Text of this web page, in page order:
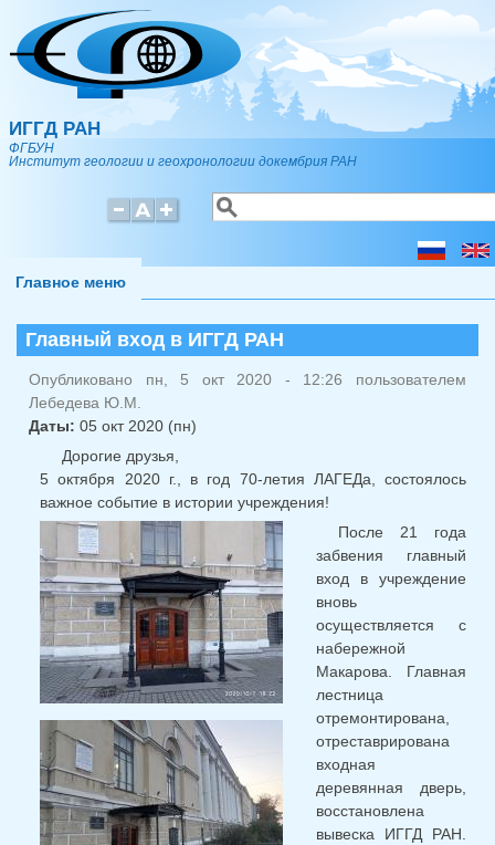
Перейти к основному содержанию
ИГГД РАН
ФГБУН
Институт геологии и геохронологии докембрия РАН
Форма поиска
Поиск
Главное меню
Главный вход в ИГГД РАН
Опубликовано пн, 5 окт 2020 - 12:26 пользователем
Лебедева Ю.М.
Даты: 05 окт 2020 (пн)
Дорогие друзья,
5 октября 2020 г., в год 70-летия ЛАГЕДа, состоялось
важное событие в истории учреждения!
После 21 года
забвения главный
вход в учреждение
вновь
осуществляется с
набережной
Макарова. Главная
лестница
отремонтирована,
отреставрирована
входная
деревянная дверь,
восстановлена
вывеска ИГГД РАН.